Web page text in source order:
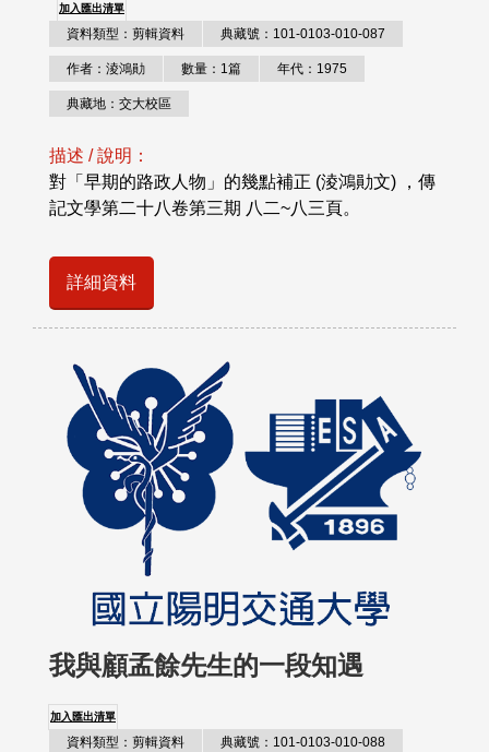
加入匯出清單
資料類型：剪輯資料 典藏號：101-0103-010-087
作者：淩鴻勛 數量：1篇 年代：1975
典藏地：交大校區
描述 / 說明：
對「早期的路政人物」的幾點補正 (淩鴻勛文) ，傳
記文學第二十八卷第三期 八二~八三頁。
詳細資料
我與顧孟餘先生的一段知遇
加入匯出清單
資料類型：剪輯資料 典藏號：101-0103-010-088